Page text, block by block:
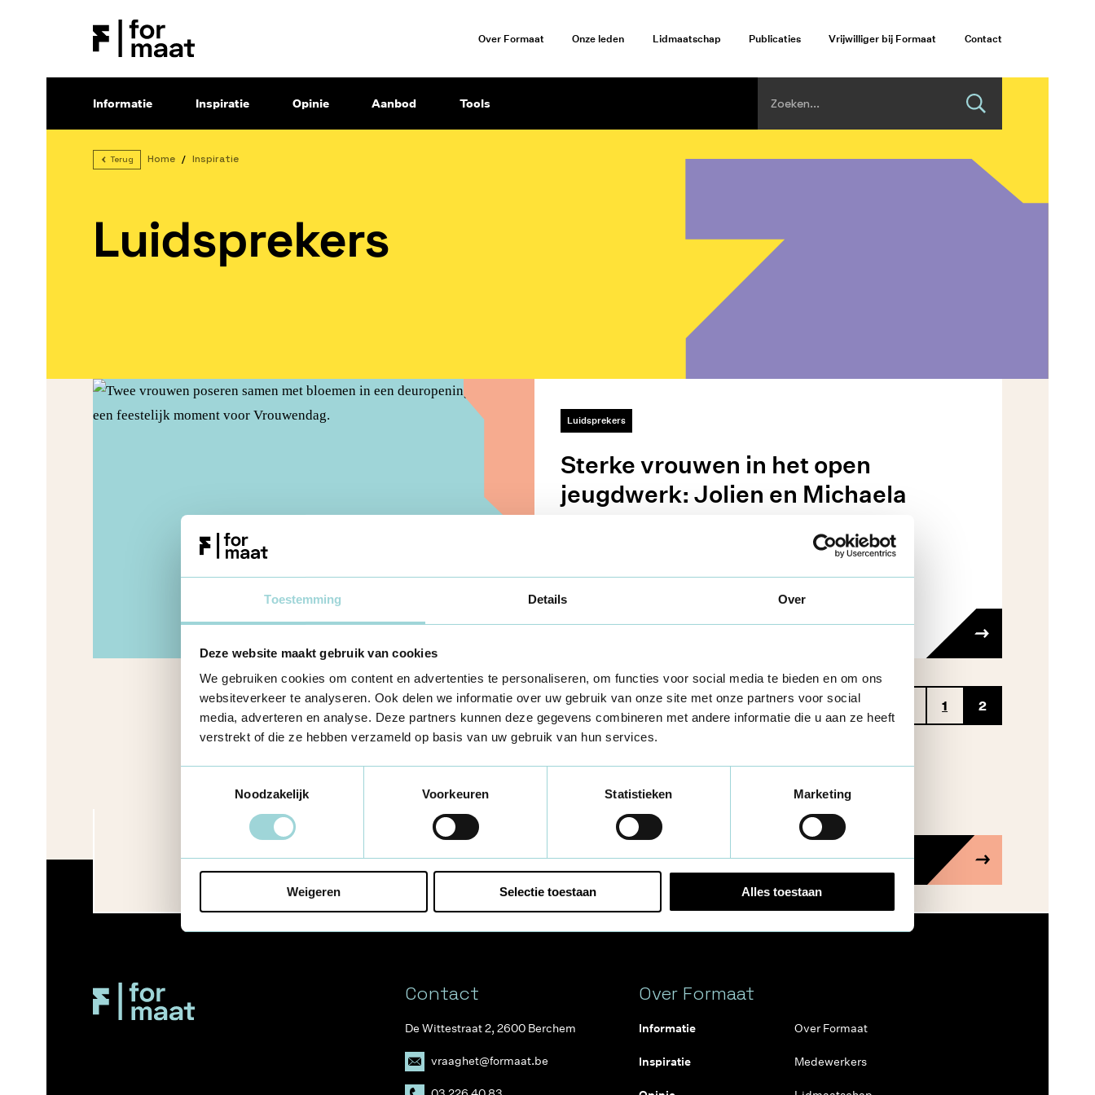
Toestemming Details Over
Deze website maakt gebruik van cookies
We gebruiken cookies om content en advertenties te personaliseren, om functies voor social media te bieden en om ons
websiteverkeer te analyseren. Ook delen we informatie over uw gebruik van onze site met onze partners voor social
media, adverteren en analyse. Deze partners kunnen deze gegevens combineren met andere informatie die u aan ze heeft
verstrekt of die ze hebben verzameld op basis van uw gebruik van hun services.
Noodzakelijk
Voorkeuren Statistieken Marketing
Weigeren Selectie toestaan Alles toestaan
Over Formaat Onze leden Lidmaatschap Publicaties Vrijwilliger bij Formaat Contact
Informatie Inspiratie Opinie Aanbod Tools
Terug Home Inspiratie
Luidsprekers
Luidsprekers
Sterke vrouwen in het open
jeugdwerk: Jolien en Michaela
1 2
Schrijf je in op de Formaat nieuwsbrief SCHRIJF IN
Contact
De Wittestraat 2, 2600 Berchem
vraaghet@formaat.be
Over Formaat
Informatie
Inspiratie
Over Formaat
Medewerkers